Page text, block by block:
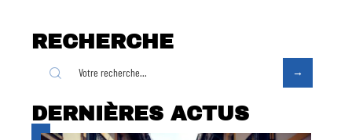
RECHERCHE
DERNIÈRES ACTUS